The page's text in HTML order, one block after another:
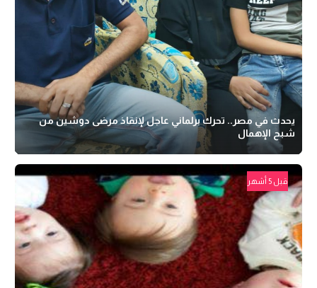
يحدث في مصر.. تحرك برلماني عاجل لإنقاذ مرضى دوشين من
شبح الإهمال
قبل 5 أشهر